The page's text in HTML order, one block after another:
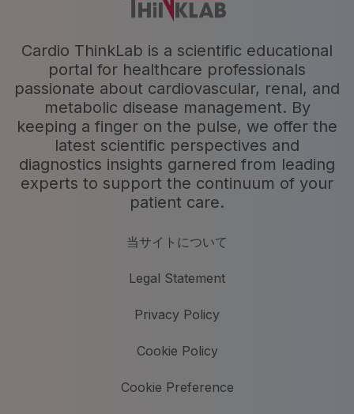
Cardio ThinkLab is a scientific educational
portal for healthcare professionals
passionate about cardiovascular, renal, and
metabolic disease management. By
keeping a finger on the pulse, we offer the
latest scientific perspectives and
diagnostics insights garnered from leading
experts to support the continuum of your
patient care.
当サイトについて
Legal Statement
Privacy Policy
Cookie Policy
Cookie Preference